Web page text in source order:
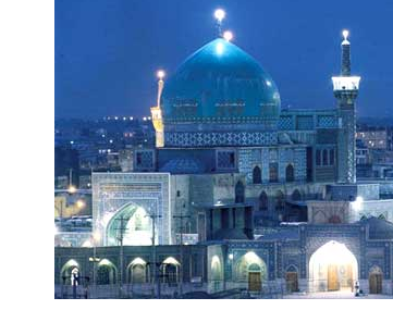
ایمپلنت تهران سر بزنید
! | فقط ۲۵ میلیون !
رزرورایگان نوبت
رشد 2 برابری موها
گیاهی45%تخفیف فقط امروز
خرید